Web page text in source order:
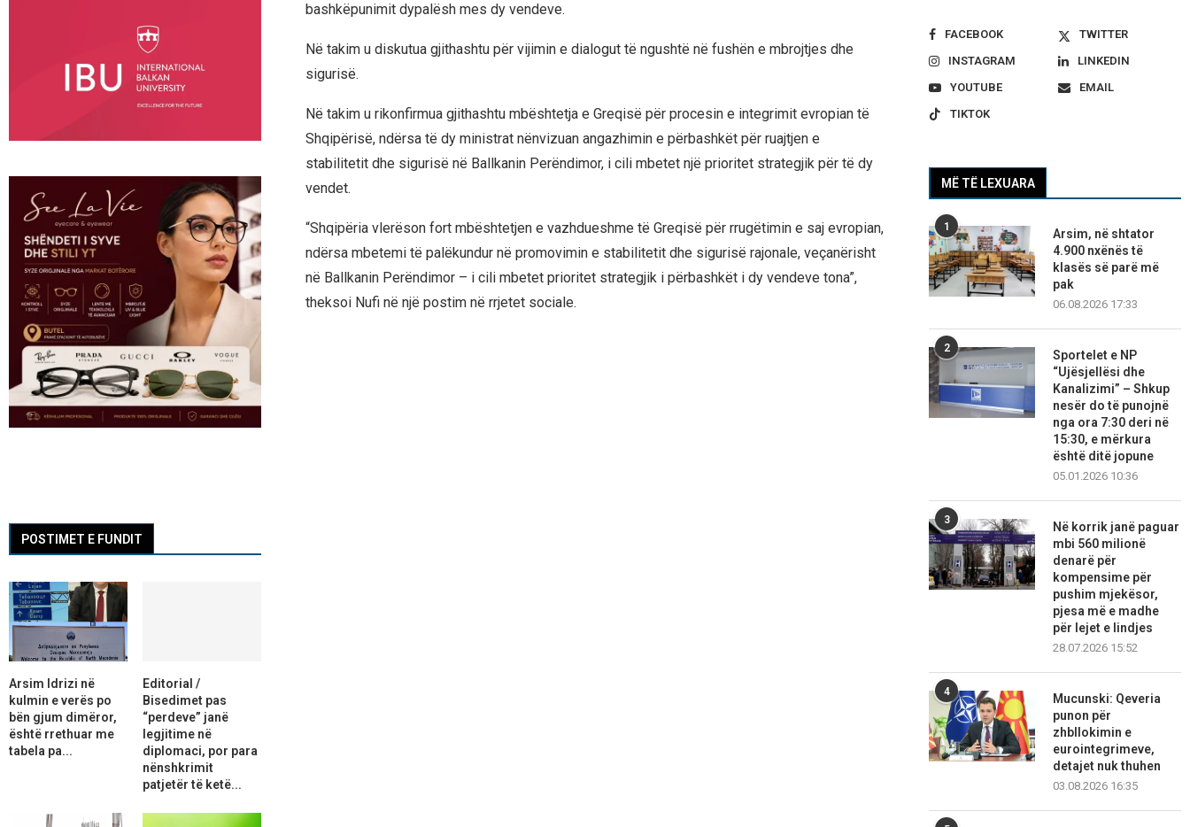
bashkëpunimit dypalësh mes dy vendeve.
Në takim u diskutua gjithashtu për vijimin e dialogut të ngushtë në fushën e mbrojtjes dhe
sigurisë.
Në takim u rikonfirmua gjithashtu mbështetja e Greqisë për procesin e integrimit evropian të
Shqipërisë, ndërsa të dy ministrat nënvizuan angazhimin e përbashkët për ruajtjen e
stabilitetit dhe sigurisë në Ballkanin Perëndimor, i cili mbetet një prioritet strategjik për të dy
vendet.
“Shqipëria vlerëson fort mbështetjen e vazhdueshme të Greqisë për rrugëtimin e saj evropian,
ndërsa mbetemi të palëkundur në promovimin e stabilitetit dhe sigurisë rajonale, veçanërisht
në Ballkanin Perëndimor – i cili mbetet prioritet strategjik i përbashkët i dy vendeve tona”,
theksoi Nufi në një postim në rrjetet sociale.
FACEBOOK
TWITTER
INSTAGRAM
LINKEDIN
YOUTUBE
EMAIL
TIKTOK
MË TË LEXUARA
1
Arsim, në shtator
4.900 nxënës të
klasës së parë më
pak
06.08.2026 17:33
2
Sportelet e NP
“Ujësjellësi dhe
Kanalizimi” – Shkup
nesër do të punojnë
nga ora 7:30 deri në
15:30, e mërkura
është ditë jopune
05.01.2026 10:36
3
Në korrik janë paguar
mbi 560 milionë
denarë për
kompensime për
pushim mjekësor,
pjesa më e madhe
për lejet e lindjes
28.07.2026 15:52
4
Mucunski: Qeveria
punon për
zhbllokimin e
eurointegrimeve,
detajet nuk thuhen
03.08.2026 16:35
POSTIMET E FUNDIT
Arsim Idrizi në
kulmin e verës po
bën gjum dimëror,
është rrethuar me
tabela pa...
Editorial /
Bisedimet pas
“perdeve” janë
legjitime në
diplomaci, por para
nënshkrimit
patjetër të ketë...